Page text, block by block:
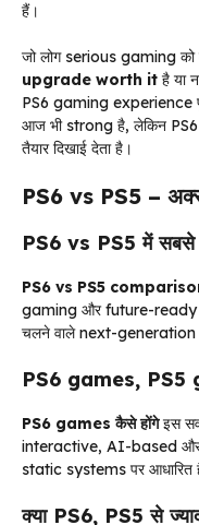
हैं।
जो लोग serious gaming
upgrade worth it है या
PS6 gaming experience
आज भी strong है, लेकिन
तैयार दिखाई देता है।
PS6 vs PS5 –
PS6 vs PS5 में सबसे
PS6 vs PS5
gaming और future-ready
चलने वाले next-generation
PS6 games, PS5
PS6 games कैसे होंगेइस
interactive, AI-based और
static systems पर आधारित
क्या PS6, PS5 से